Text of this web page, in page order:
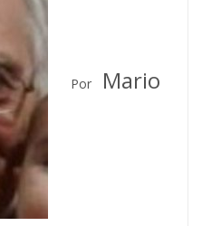
Por Mario